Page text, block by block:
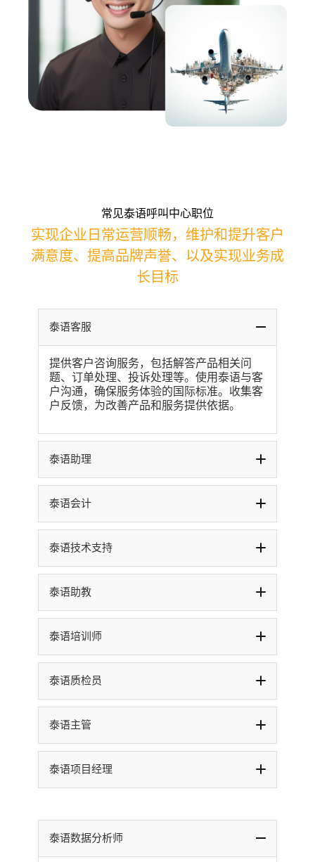
常见泰语呼叫中心职位
实现企业日常运营顺畅，维护和提升客户
满意度、提高品牌声誉、以及实现业务成
长目标
泰语客服
提供客户咨询服务，包括解答产品相关问
题、订单处理、投诉处理等。使用泰语与客
户沟通，确保服务体验的国际标准。收集客
户反馈，为改善产品和服务提供依据。
泰语助理
泰语会计
泰语技术支持
泰语助教
泰语培训师
泰语质检员
泰语主管
泰语项目经理
泰语数据分析师